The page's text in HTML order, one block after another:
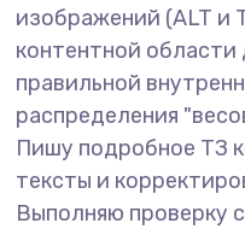
изображений (ALT и
контентной области
правильной
распределения
Пишу подробное ТЗ
тексты и
Выполняю проверку